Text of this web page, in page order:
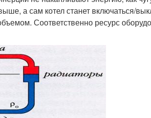
а сам котел станет включаться/
Соответственно ресурс